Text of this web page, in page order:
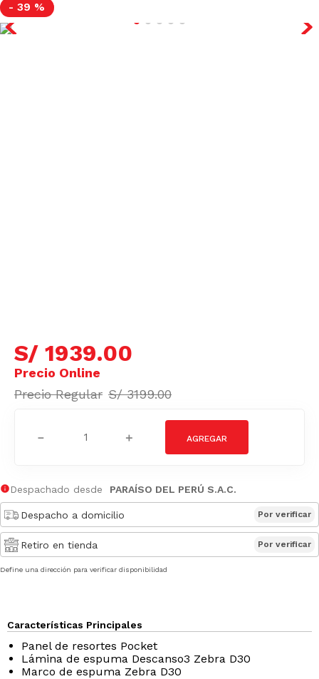
- 39 %
S/ 1939.00
S/ 3199.00
＋
－
Despachado desde PARAÍSO DEL PERÚ S.A.C.
Despacho a domicilio Por verificar
Retiro en tienda Por verificar
Define una dirección para verificar disponibilidad
Características Principales
Panel de resortes Pocket
Lámina de espuma Descanso3 Zebra D30
Marco de espuma Zebra D30